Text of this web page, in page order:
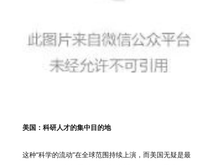
美国：科研人才的集中目的地
这种“科学的流动”在全球范围持续上演，而美国无疑是最